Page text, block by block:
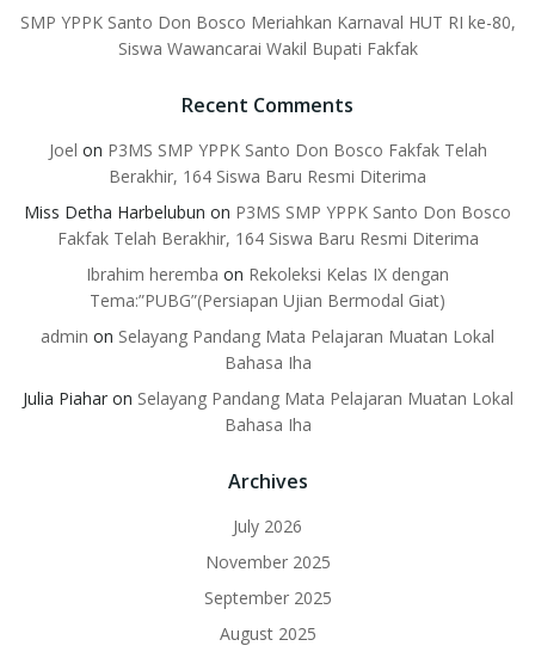
SMP YPPK Santo Don Bosco Meriahkan Karnaval HUT RI ke-80,
Siswa Wawancarai Wakil Bupati Fakfak
Recent Comments
Joel on P3MS SMP YPPK Santo Don Bosco Fakfak Telah
Berakhir, 164 Siswa Baru Resmi Diterima
Miss Detha Harbelubun on P3MS SMP YPPK Santo Don Bosco
Fakfak Telah Berakhir, 164 Siswa Baru Resmi Diterima
Ibrahim heremba on Rekoleksi Kelas IX dengan
Tema:”PUBG”(Persiapan Ujian Bermodal Giat)
admin on Selayang Pandang Mata Pelajaran Muatan Lokal
Bahasa Iha
Julia Piaharon Selayang Pandang Mata Pelajaran Muatan Lokal
Bahasa Iha
Archives
July 2026
November 2025
September 2025
August 2025